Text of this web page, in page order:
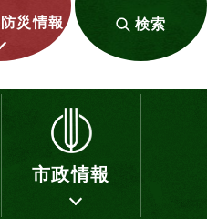
災情報 検索
市政情報